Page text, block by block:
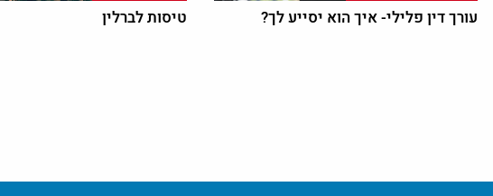
עורך דין פלילי- איך הוא יסייע לך? טיסות לברלין